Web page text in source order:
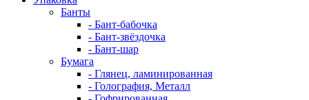
Банты
- Бант-бабочка
- Бант-звёздочка
- Бант-шар
Бумага
- Глянец, ламинированная
- Голография, Металл